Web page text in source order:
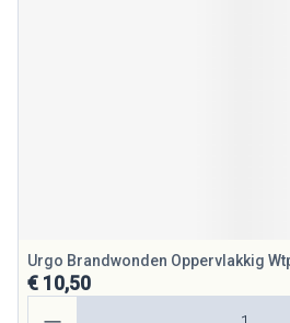
Urgo Brandwonden Oppervlakkig
€ 10,50